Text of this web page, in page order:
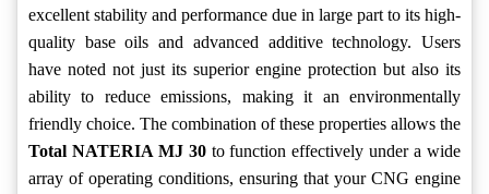
excellent stability and performance due in large part to its high-
quality base oils and advanced additive technology. Users
have noted not just its superior engine protection but also its
ability to reduce emissions, making it an environmentally
friendly choice. The combination of these properties allows the
Total NATERIA MJ 30to function effectively under a wide
array of operating conditions, ensuring that your CNG engine